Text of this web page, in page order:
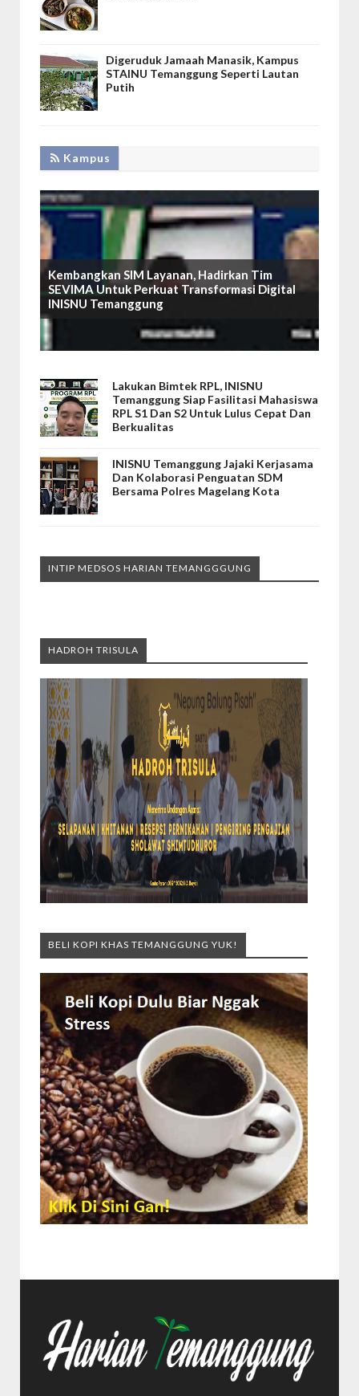
Digeruduk Jamaah Manasik, Kampus
STAINU Temanggung Seperti Lautan
Putih
Kampus
Kembangkan SIM Layanan, Hadirkan Tim
SEVIMA Untuk Perkuat Transformasi Digital
INISNU Temanggung
Lakukan Bimtek RPL, INISNU
Temanggung Siap Fasilitasi Mahasiswa
RPL S1 Dan S2 Untuk Lulus Cepat Dan
Berkualitas
INISNU Temanggung Jajaki Kerjasama
Dan Kolaborasi Penguatan SDM
Bersama Polres Magelang Kota
INTIP MEDSOS HARIAN TEMANGGGUNG
HADROH TRISULA
BELI KOPI KHAS TEMANGGUNG YUK!